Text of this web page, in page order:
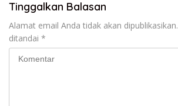
Tinggalkan Balasan
Alamat email Anda tidak akan dipublikasikan.
ditandai *